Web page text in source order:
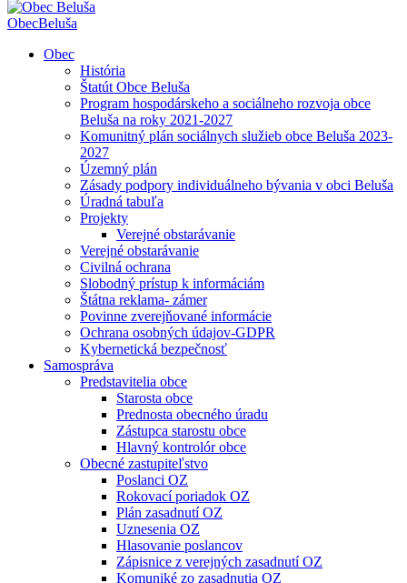
ObecBeluša
Obec
História
Štatút Obce Beluša
Program hospodárskeho a sociálneho rozvoja obce
Beluša na roky 2021-2027
Komunitný plán sociálnych služieb obce Beluša 2023-
2027
Územný plán
Zásady podpory individuálneho bývania v obci Beluša
Úradná tabuľa
Projekty
Verejné obstarávanie
Verejné obstarávanie
Civilná ochrana
Slobodný prístup k informáciám
Štátna reklama- zámer
Povinne zverejňované informácie
Ochrana osobných údajov-GDPR
Kybernetická bezpečnosť
Samospráva
Predstavitelia obce
Starosta obce
Prednosta obecného úradu
Zástupca starostu obce
Hlavný kontrolór obce
Obecné zastupiteľstvo
Poslanci OZ
Rokovací poriadok OZ
Plán zasadnutí OZ
Uznesenia OZ
Hlasovanie poslancov
Zápisnice z verejných zasadnutí OZ
Komuniké zo zasadnutia OZ